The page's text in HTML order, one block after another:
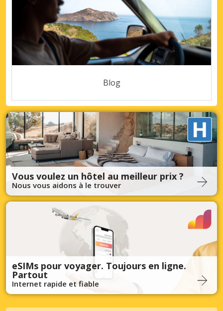
Blog
Vous voulez un hôtel au meilleur prix ?
Nous vous aidons à le trouver
eSIMs pour voyager. Toujours en ligne.
Partout
Internet rapide et fiable